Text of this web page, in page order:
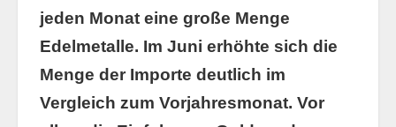
jeden Monat eine große Menge
Edelmetalle. Im Juni erhöhte sich die
Menge der Importe deutlich im
Vergleich zum Vorjahresmonat. Vor